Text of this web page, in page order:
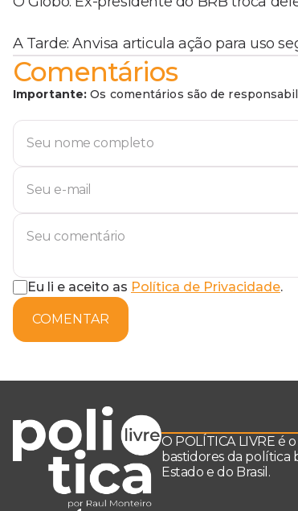
A Tarde: Anvisa articula ação para uso
Comentários
Importante: Os comentários são de
Eu li e aceito as Política de Privacidade.
COMENTAR
O POLÍTICA LIVRE é
bastidores da política
Estado e do Brasil.